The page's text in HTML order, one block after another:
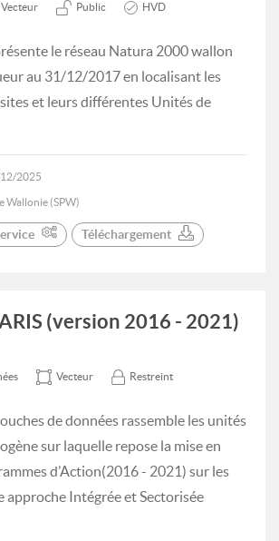
Vecteur Public HVD
le réseau Natura 2000 wallon
au 31/12/2017 en localisant les
et leurs différentes Unités de
2025
Wallonie (SPW)
Téléchargement
(version 2016 - 2021)
Vecteur Restreint
de données rassemble les unités
sur laquelle repose la mise en
d’Action(2016 - 2021) sur les
approche Intégrée et Sectorisée